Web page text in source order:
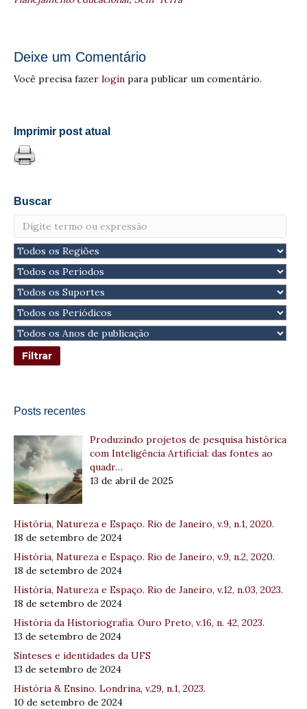
Deixe um Comentário
Você precisa fazer login para publicar um comentário.
Imprimir post atual
Buscar
Posts recentes
Produzindo projetos de pesquisa histórica
com Inteligência Artificial: das fontes ao
quadr…
13 de abril de 2025
História, Natureza e Espaço. Rio de Janeiro, v.9, n.1, 2020.
18 de setembro de 2024
História, Natureza e Espaço. Rio de Janeiro, v.9, n.2, 2020.
18 de setembro de 2024
História, Natureza e Espaço. Rio de Janeiro, v.12, n.03, 2023.
18 de setembro de 2024
História da Historiografia. Ouro Preto, v.16, n. 42, 2023.
13 de setembro de 2024
Sínteses e identidades da UFS
13 de setembro de 2024
História & Ensino. Londrina, v.29, n.1, 2023.
10 de setembro de 2024